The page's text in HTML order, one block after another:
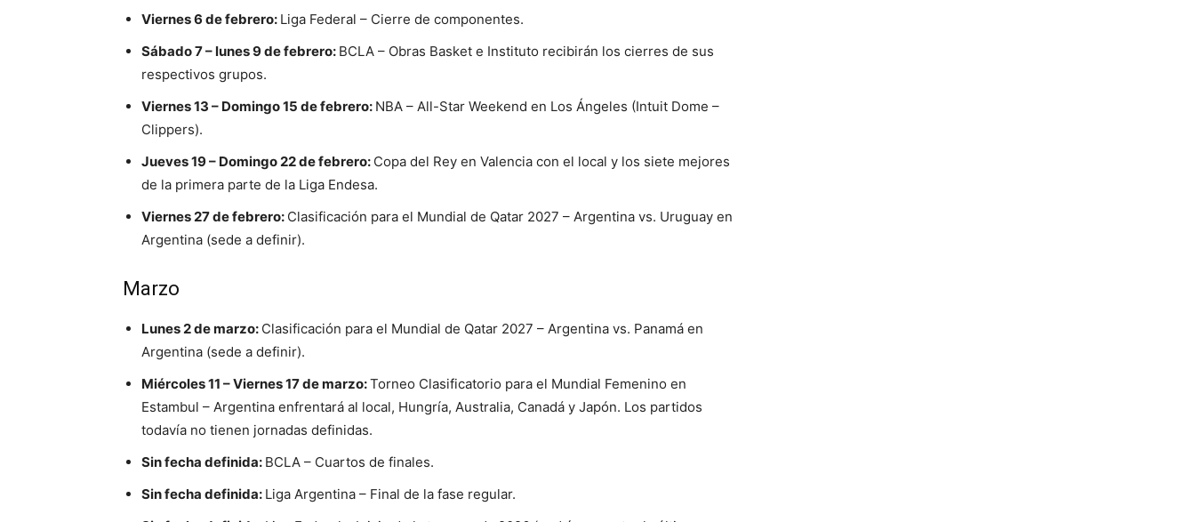
Viernes 6 de febrero: Liga Federal – Cierre de componentes.
Sábado 7 – lunes 9 de febrero: BCLA – Obras Basket e Instituto recibirán los cierres de sus
respectivos grupos.
Viernes 13 – Domingo 15 de febrero: NBA – All-Star Weekend en Los Ángeles (Intuit Dome –
Clippers).
Jueves 19 – Domingo 22 de febrero: Copa del Rey en Valencia con el local y los siete mejores
de la primera parte de la Liga Endesa.
Viernes 27 de febrero: Clasificación para el Mundial de Qatar 2027 – Argentina vs. Uruguay en
Argentina (sede a definir).
Marzo
Lunes 2 de marzo: Clasificación para el Mundial de Qatar 2027 – Argentina vs. Panamá en
Argentina (sede a definir).
Miércoles 11 – Viernes 17 de marzo:Torneo Clasificatorio para el Mundial Femenino en
Estambul – Argentina enfrentará al local, Hungría, Australia, Canadá y Japón. Los partidos
todavía no tienen jornadas definidas.
Sin fecha definida: BCLA – Cuartos de finales.
Sin fecha definida: Liga Argentina – Final de la fase regular.